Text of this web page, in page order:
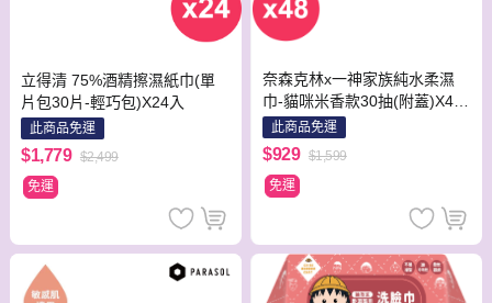
立得清 75%酒精擦濕紙巾(單
片包30片-輕巧包)X24入
此商品免運
$1,779 $2,499
免運
奈森克林x一神家族純水柔濕
巾-貓咪米香款30抽(附蓋)X48
包此商品免運
$929 $1,599
免運